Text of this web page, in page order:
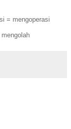
mengoperasi
= mengolah